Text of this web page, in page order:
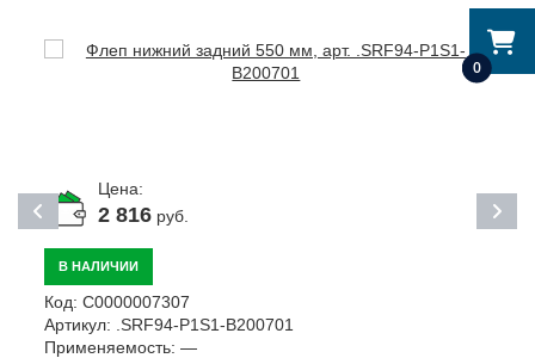
0
Цена:
2 816руб.
В НАЛИЧИИ
Код: С0000007307
Артикул: .SRF94-P1S1-B200701
Применяемость: —